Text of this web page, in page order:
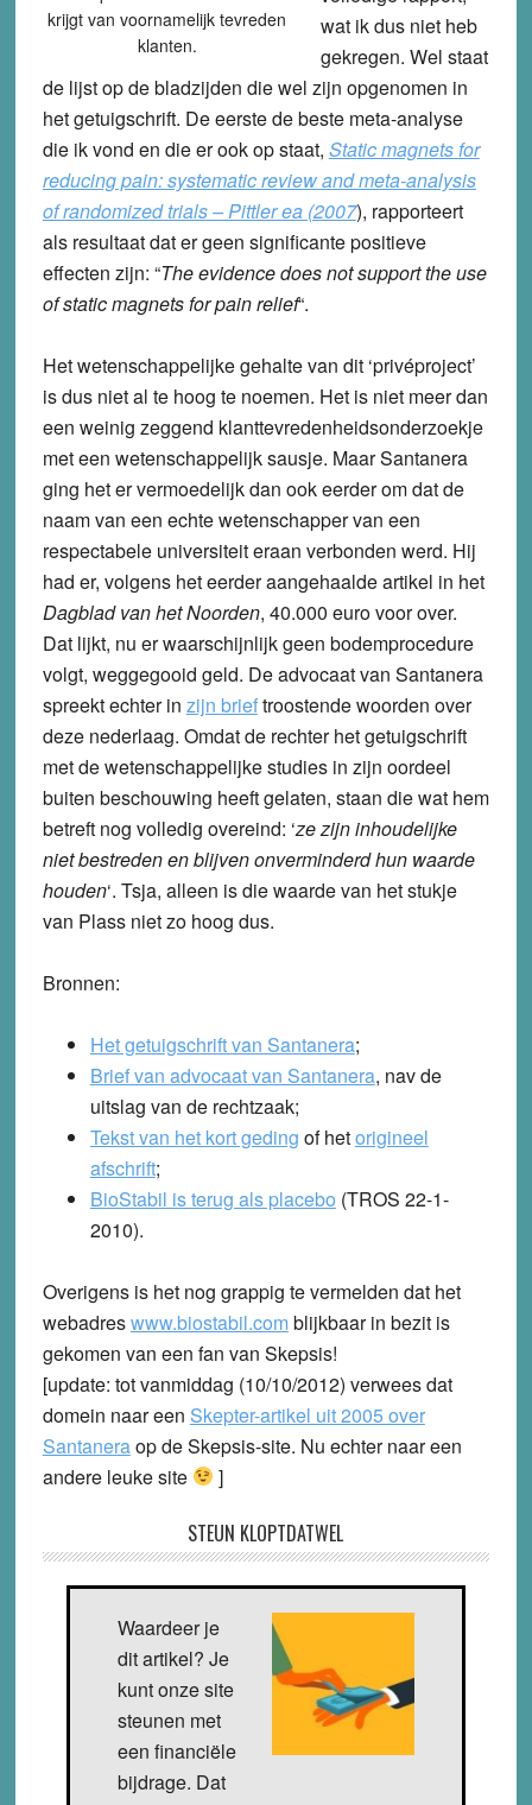
krijgt van voornamelijk tevreden
klanten.
wat ik dus niet heb
gekregen. Wel staat
de lijst op de bladzijden die wel zijn opgenomen in
het getuigschrift. De eerste de beste meta-analyse
die ik vond en die er ook op staat, Static magnets for
reducing pain: systematic review and meta-analysis
of randomized trials – Pittler ea (2007), rapporteert
als resultaat dat er geen significante positieve
effecten zijn: “The evidence does not support the use
of static magnets for pain relief“.
Het wetenschappelijke gehalte van dit ‘privéproject’
is dus niet al te hoog te noemen. Het is niet meer dan
een weinig zeggend klanttevredenheidsonderzoekje
met een wetenschappelijk sausje. Maar Santanera
ging het er vermoedelijk dan ook eerder om dat de
naam van een echte wetenschapper van een
respectabele universiteit eraan verbonden werd. Hij
had er, volgens het eerder aangehaalde artikel in het
Dagblad van het Noorden, 40.000 euro voor over.
Dat lijkt, nu er waarschijnlijk geen bodemprocedure
volgt, weggegooid geld. De advocaat van Santanera
spreekt echter in zijn brieftroostende woorden over
deze nederlaag. Omdat de rechter het getuigschrift
met de wetenschappelijke studies in zijn oordeel
buiten beschouwing heeft gelaten, staan die wat hem
betreft nog volledig overeind: ‘ze zijn inhoudelijke
niet bestreden en blijven onverminderd hun waarde
houden‘. Tsja, alleen is die waarde van het stukje
van Plass niet zo hoog dus.
Bronnen:
Het getuigschrift van Santanera;
Brief van advocaat van Santanera, nav de
uitslag van de rechtzaak;
Tekst van het kort geding of hetorigineel
afschrift;
BioStabil is terug als placebo (TROS 22-1-
2010).
Overigens is het nog grappig te vermelden dat het
webadreswww.biostabil.comblijkbaar in bezit is
gekomen van een fan van Skepsis!
[update: tot vanmiddag (10/10/2012) verwees dat
domein naar een Skepter-artikel uit 2005 over
Santaneraop de Skepsis-site. Nu echter naar een
andere leuke site
]
STEUN KLOPTDATWEL
Waardeer je
dit artikel? Je
kunt onze site
steunen met
een financiële
bijdrage. Dat